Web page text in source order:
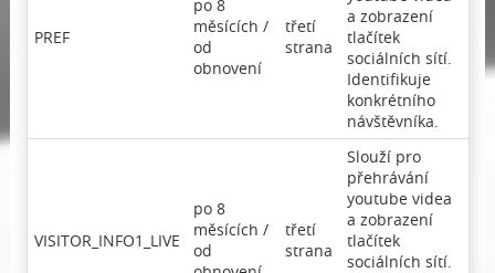
PREF
po 8
měsících /
od
obnovení
třetí
strana
a zobrazení
tlačítek
sociálních sítí.
Identifikuje
konkrétního
návštěvníka.
VISITOR_INFO1_LIVE
po 8
měsících /
od
třetí
strana
Slouží pro
přehrávání
youtube videa
a zobrazení
tlačítek
sociálních sítí.